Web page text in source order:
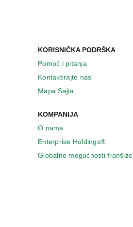
KORISNIČKA PODRŠKA
Pomoć i pitanja
Kontaktirajte nas
Mapa Sajta
KOMPANIJA
O nama
Enterprise Holdings®
Globalne mogućnosti franšize